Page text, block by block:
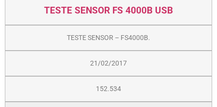
TESTE SENSOR FS 4000B USB
TESTE SENSOR – FS4000B.
21/02/2017
152.534